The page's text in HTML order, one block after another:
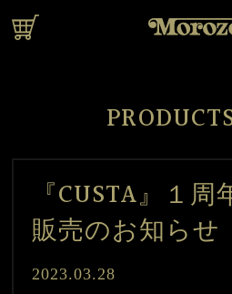
『CUSTA』１
販売のお知らせ
2023.03.28